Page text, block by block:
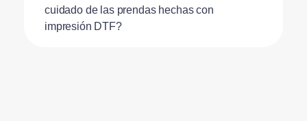
cuidado de las prendas hechas con
impresión DTF?